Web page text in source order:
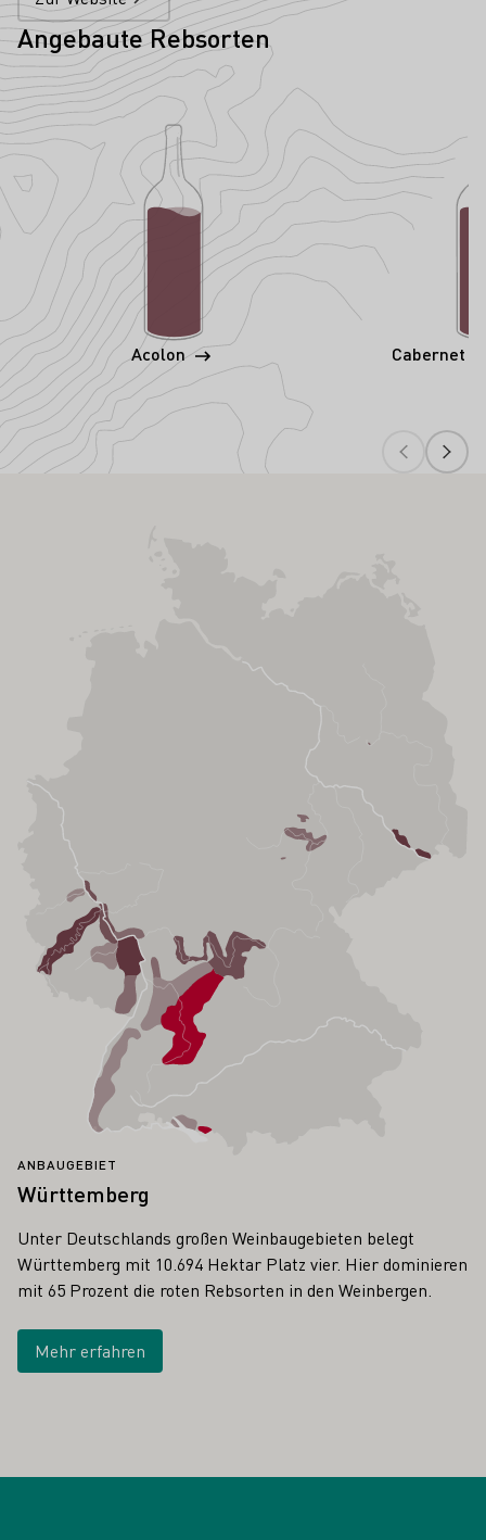
Angebaute Rebsorten
Acolon Cabernet
ANBAUGEBIET
Württemberg
Unter Deutschlands großen Weinbaugebieten belegt
Württemberg mit 10.694 Hektar Platz vier. Hier dominieren
mit 65 Prozent die roten Rebsorten in den Weinbergen.
Mehr erfahren